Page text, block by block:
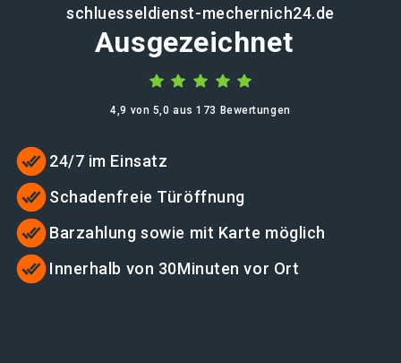
schluesseldienst-mechernich24.de
Ausgezeichnet
4,9 von 5,0 aus 173 Bewertungen
24/7 im Einsatz
Schadenfreie Türöffnung
Barzahlung sowie mit Karte möglich
Innerhalb von 30Minuten vor Ort